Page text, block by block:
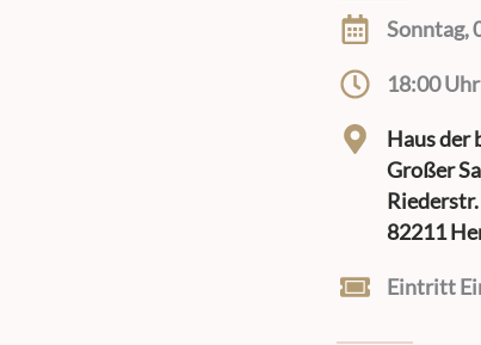
Sonntag,
18:00 Uhr
Haus der
Großer
82211
Eintritt